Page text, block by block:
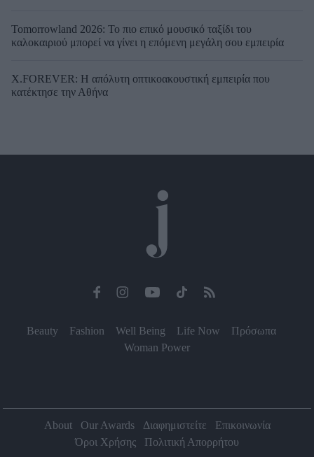
Tomorrowland 2026: Το πιο επικό μουσικό ταξίδι του
καλοκαιριού μπορεί να γίνει η επόμενη μεγάλη σου εμπειρία
X.FOREVER: Η απόλυτη οπτικοακουστική εμπειρία που
κατέκτησε την Αθήνα
Beauty Fashion Well Being Life Now
Πρόσωπα
Woman Power
About Our Awards Διαφημιστείτε
Επικοινωνία
Όροι Χρήσης
Πολιτική Απορρήτου